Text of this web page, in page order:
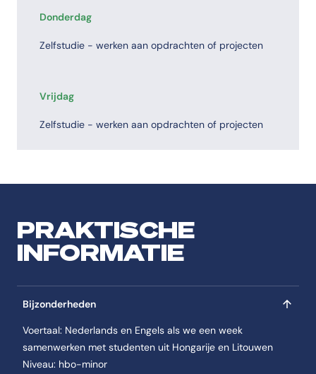
Donderdag
Zelfstudie - werken aan opdrachten of projecten
Vrijdag
Zelfstudie - werken aan opdrachten of projecten
PRAKTISCHE
INFORMATIE
Bijzonderheden
Voertaal: Nederlands en Engels als we een week
samenwerken met studenten uit Hongarije en Litouwen
Niveau: hbo-minor